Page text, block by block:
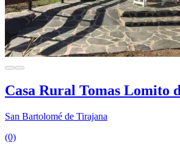
Casa Rural Tomas Lomito
San Bartolomé de Tirajana
(0)